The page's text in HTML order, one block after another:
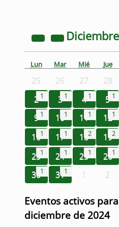
Diciembre
Lun Mar Mié Jue
25 26 27 28
2 1 3 1 4 1 5 1
9 1 101 111 121
161 171 182 192
231 241 251 261
301 311 1 2
Eventos activos
diciembre de 2024